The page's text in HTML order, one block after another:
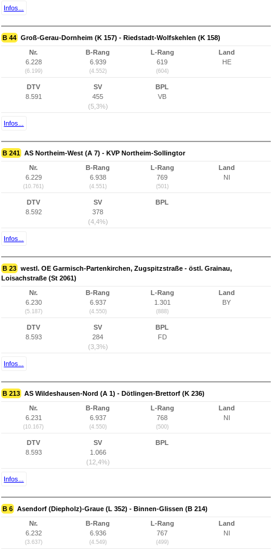
Infos...
B 44 Groß-Gerau-Dornheim (K 157) - Riedstadt-Wolfskehlen (K 158)
Nr.
6.228
(6.199)
B-Rang
6.939
(4.552)
L-Rang
619
(604)
Land
HE
DTV
8.591
SV
455
(5,3%)
BPL
VB
Infos...
B 241 AS Northeim-West (A 7) - KVP Northeim-Sollingtor
Nr.
6.229
(10.761)
B-Rang
6.938
(4.551)
L-Rang
769
(501)
Land
NI
DTV
8.592
SV
378
(4,4%)
BPL
Infos...
B 23 westl. OE Garmisch-Partenkirchen, Zugspitzstraße - östl. Grainau,
Loisachstraße (St 2061)
Nr.
6.230
(5.187)
B-Rang
6.937
(4.550)
L-Rang
1.301
(888)
Land
BY
DTV
8.593
SV
284
(3,3%)
BPL
FD
Infos...
B 213 AS Wildeshausen-Nord (A 1) - Dötlingen-Brettorf (K 236)
Nr.
6.231
(10.167)
B-Rang
6.937
(4.550)
L-Rang
768
(500)
Land
NI
DTV
8.593
SV
1.066
(12,4%)
BPL
Infos...
B 6 Asendorf (Diepholz)-Graue (L 352) - Binnen-Glissen (B 214)
Nr.
6.232
(3.637)
B-Rang
6.936
(4.549)
L-Rang
767
(499)
Land
NI